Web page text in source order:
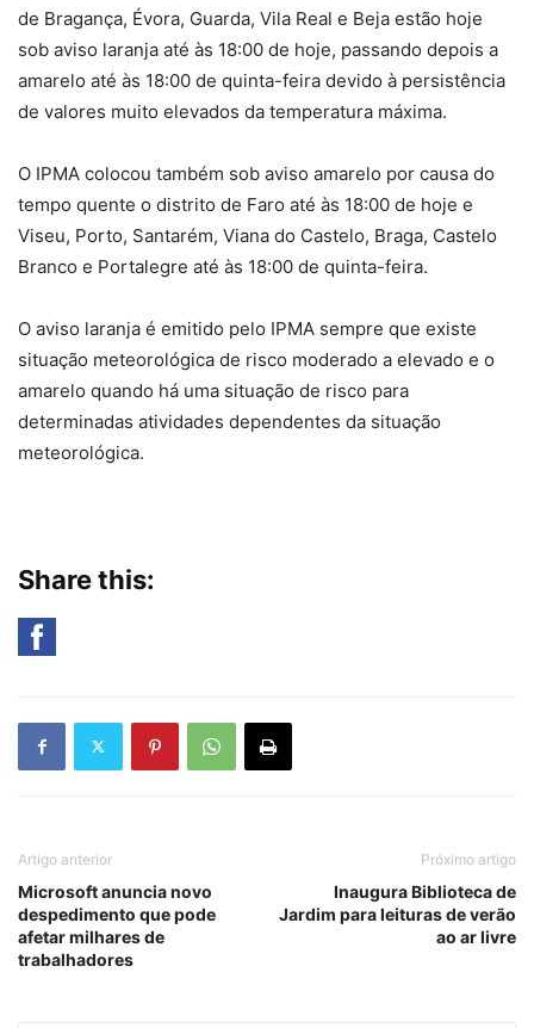
de Bragança, Évora, Guarda, Vila Real e Beja estão hoje
sob aviso laranja até às 18:00 de hoje, passando depois a
amarelo até às 18:00 de quinta-feira devido à persistência
de valores muito elevados da temperatura máxima.
O IPMA colocou também sob aviso amarelo por causa do
tempo quente o distrito de Faro até às 18:00 de hoje e
Viseu, Porto, Santarém, Viana do Castelo, Braga, Castelo
Branco e Portalegre até às 18:00 de quinta-feira.
O aviso laranja é emitido pelo IPMA sempre que existe
situação meteorológica de risco moderado a elevado e o
amarelo quando há uma situação de risco para
determinadas atividades dependentes da situação
meteorológica.
Share this:
Artigo anterior
Microsoft anuncia novo
despedimento que pode
afetar milhares de
trabalhadores
Próximo artigo
Inaugura Biblioteca de
Jardim para leituras de verão
ao ar livre